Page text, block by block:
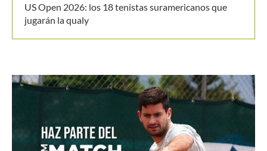
US Open 2026: los 18 tenistas suramericanos que
jugarán la qualy